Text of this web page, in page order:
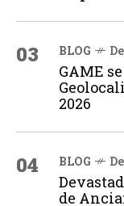
03 BLOG
GAME
2026
04 BLOG
de